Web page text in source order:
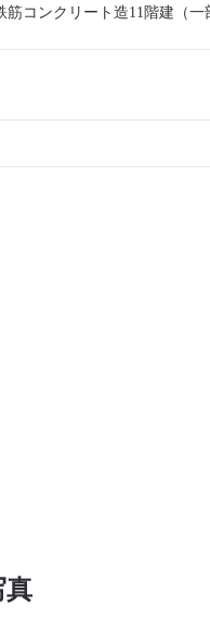
コンクリート造11階建（一
真